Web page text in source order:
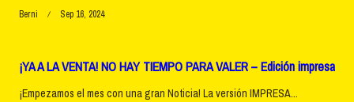
Berni Sep 16, 2024
¡YA A LA VENTA! NO HAY TIEMPO PARA VALER – Edición impresa
¡Empezamos el mes con una gran Noticia! La versión IMPRESA...